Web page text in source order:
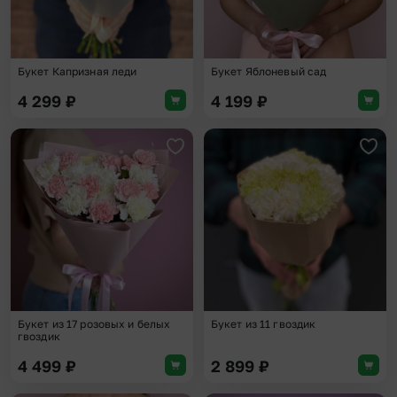
Букет Капризная леди
4 299 ₽
Букет Яблоневый сад
4 199 ₽
Добавить в избранное
Букет из 17 розовых и белых
гвоздик
4 499 ₽
Букет из 11 гвоздик
2 899 ₽